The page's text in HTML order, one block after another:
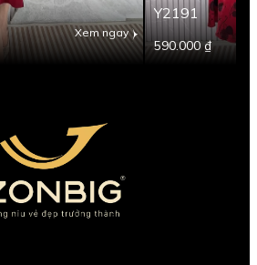
Xem ngay
590.000 ₫
Y2191